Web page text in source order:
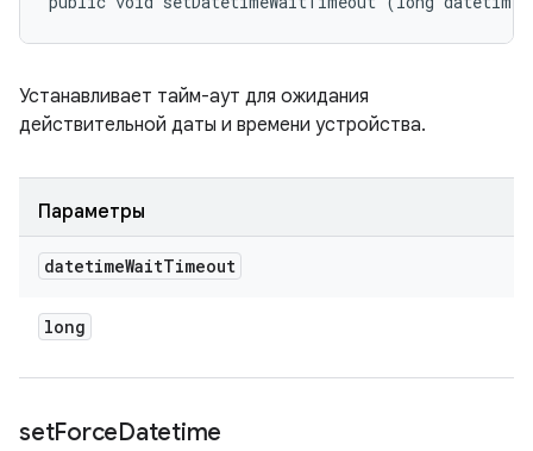
Устанавливает тайм-аут для ожидания
действительной даты и времени устройства.
Параметры
datetimeWaitTimeout
long
setForceDatetime